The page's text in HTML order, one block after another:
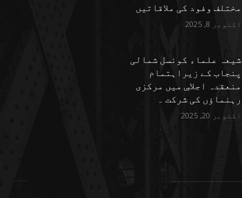
مختلف وفود کی ملاقاتیں
اکتوبر 8, 2025
شیعہ علماء کونسل شمالی
پنجاب کے زیراہتمام
منعقدہ اجلاسِ میں مرکزی
رہنماؤں کی شرکت ۔
اکتوبر 20, 2025